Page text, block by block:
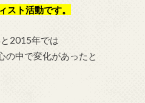
ト活動です。
2015年では
の中で変化があったと